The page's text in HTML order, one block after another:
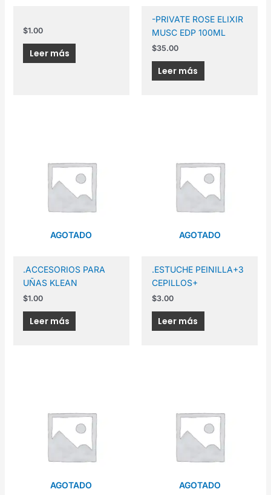
$1.00
Leer más
-PRIVATE ROSE ELIXIR
MUSC EDP 100ML
$35.00
Leer más
AGOTADO
.ACCESORIOS PARA
UÑAS KLEAN
$1.00
Leer más
AGOTADO
.ESTUCHE PEINILLA+3
CEPILLOS+
$3.00
Leer más
AGOTADO AGOTADO